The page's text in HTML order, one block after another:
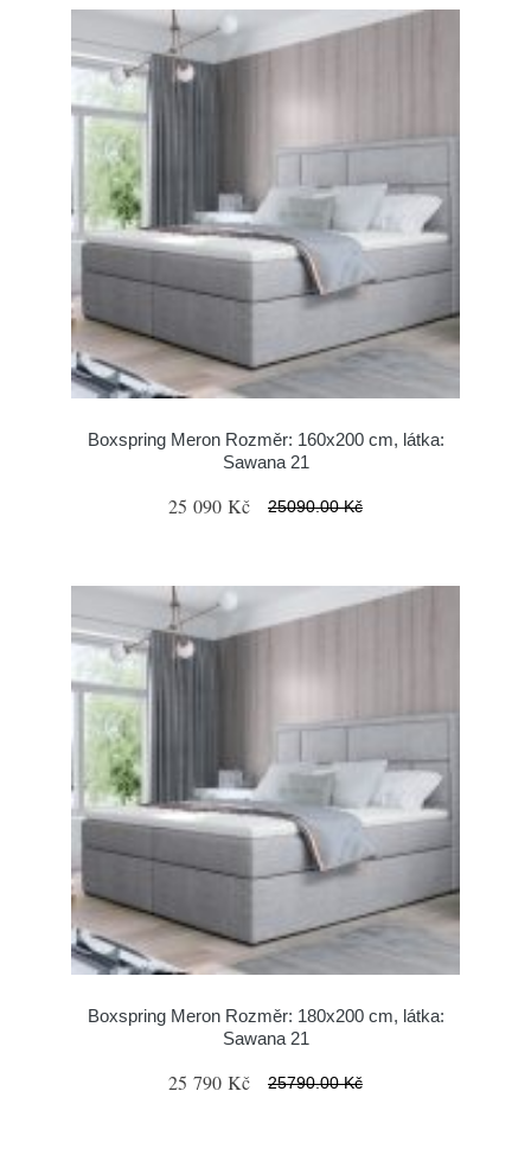
Boxspring Meron Rozměr: 160x200 cm, látka:
Sawana 21
25 090 Kč 25090.00 Kč
Boxspring Meron Rozměr: 180x200 cm, látka:
Sawana 21
25 790 Kč 25790.00 Kč